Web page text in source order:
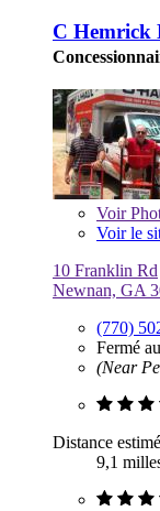
C Hemrick
Voir
Voir le
10 Franklin Rd
Newnan, GA
(770)
Fermé
(Near
Distance
9,1